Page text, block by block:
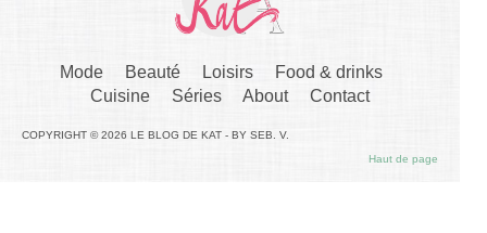
Mode Beauté Loisirs
Food & drinks
Cuisine
Séries About Contact
COPYRIGHT © 2026 LE BLOG DE KAT - BY SEB. V.
Haut de page